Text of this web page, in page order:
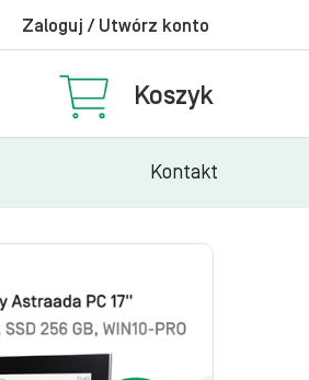
Zaloguj / Utwórz konto
Koszyk
Kontakt